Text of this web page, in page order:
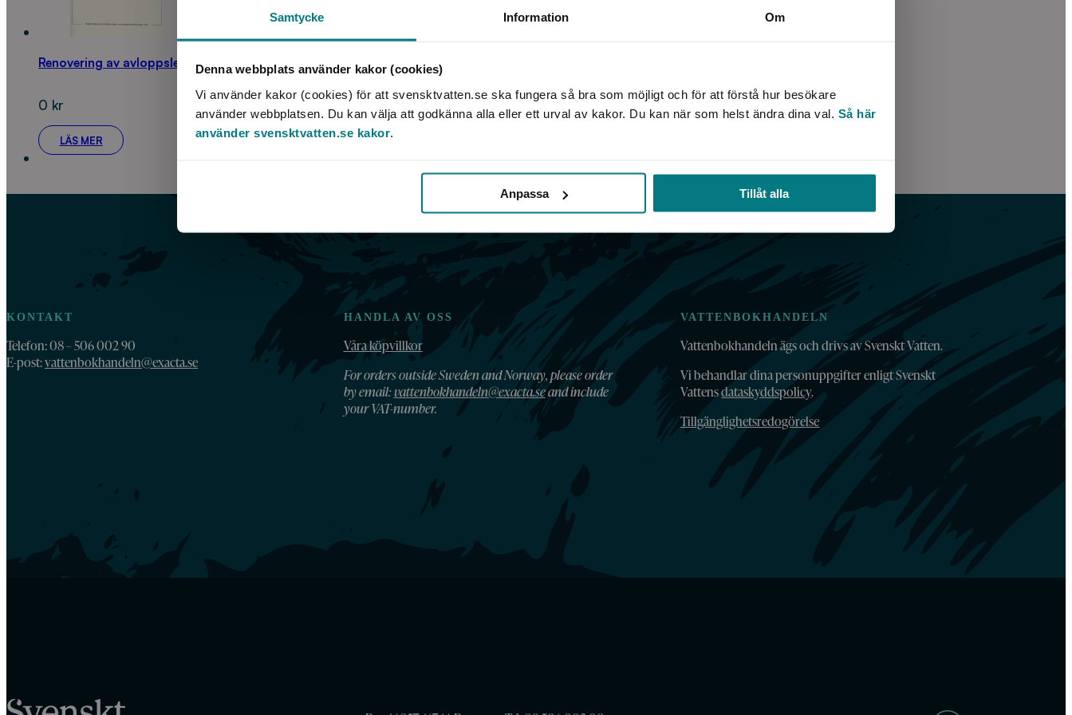
Samtycke Information Om
Denna webbplats använder kakor (cookies)
Vi använder kakor (cookies) för att svensktvatten.se ska fungera så bra som möjligt och för att förstå hur besökare
använder webbplatsen. Du kan välja att godkänna alla eller ett urval av kakor. Du kan när som helst ändra dina val. Så här
använder svensktvatten.se kakor.
Anpassa Tillåt alla
Renovering av avloppsledningar.
0 kr
LÄS MER
KONTAKT
Telefon: 08 – 506 002 90
E-post:vattenbokhandeln@exacta.se
HANDLA AV OSS
Våra köpvillkor
For orders outside Sweden and Norway, please order
by email:vattenbokhandeln@exacta.seand include
your VAT-number.
VATTENBOKHANDELN
Vattenbokhandeln ägs och drivs av Svenskt Vatten.
Vi behandlar dina personuppgifter enligt Svenskt
Vattensdataskyddspolicy.
Tillgänglighetsredogörelse